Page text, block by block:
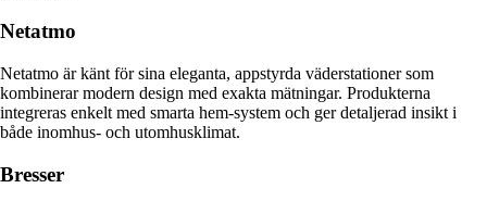
Netatmo
Netatmo är känt för sina eleganta, appstyrda väderstationer som
kombinerar modern design med exakta mätningar. Produkterna
integreras enkelt med smarta hem-system och ger detaljerad insikt i
både inomhus- och utomhusklimat.
Bresser